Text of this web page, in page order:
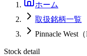
ホーム
取扱銘柄一覧
Pinnacle West（
Stock detail